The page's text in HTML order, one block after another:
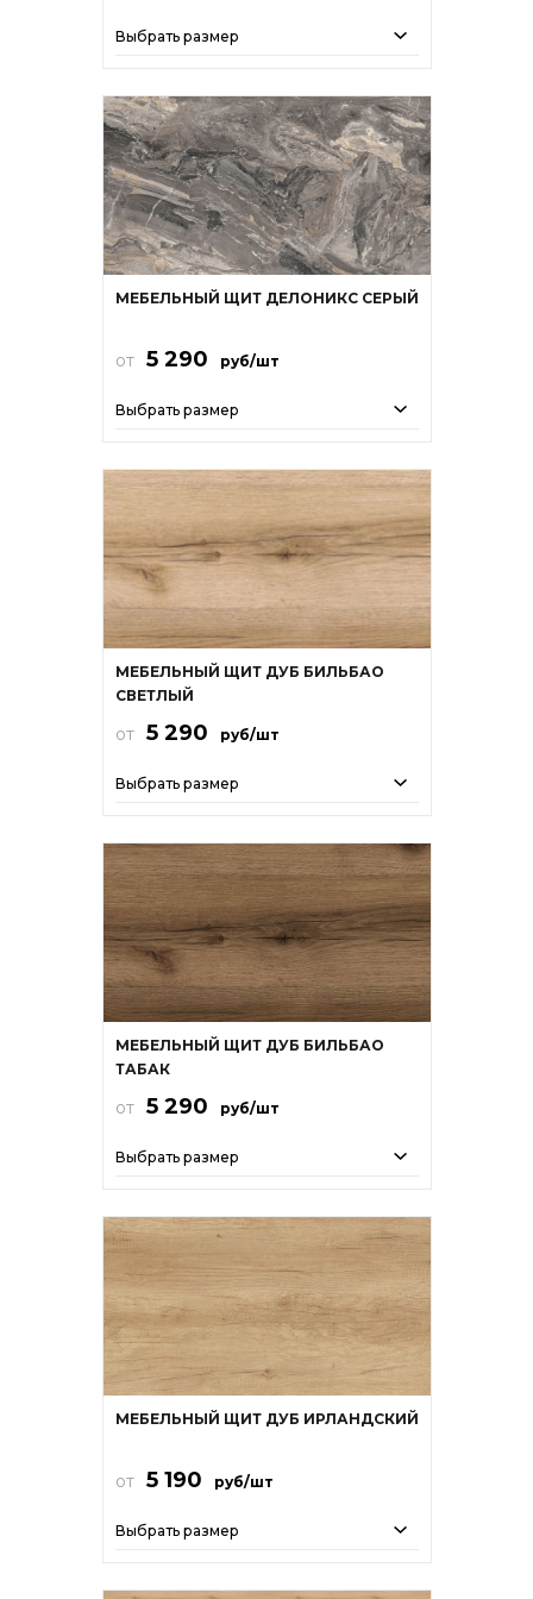
Выбрать размер
МЕБЕЛЬНЫЙ ЩИТ ДЕЛОНИКС СЕРЫЙ
от 5 290 руб/шт
Выбрать размер
МЕБЕЛЬНЫЙ ЩИТ ДУБ БИЛЬБАО
СВЕТЛЫЙ
от 5 290 руб/шт
Выбрать размер
МЕБЕЛЬНЫЙ ЩИТ ДУБ БИЛЬБАО
ТАБАК
от 5 290 руб/шт
Выбрать размер
МЕБЕЛЬНЫЙ ЩИТ ДУБ ИРЛАНДСКИЙ
от 5 190 руб/шт
Выбрать размер